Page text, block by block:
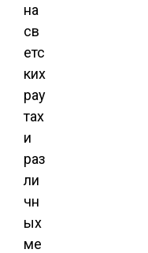
на
св
етс
ких
рау
тах
и
раз
ли
чн
ых
ме